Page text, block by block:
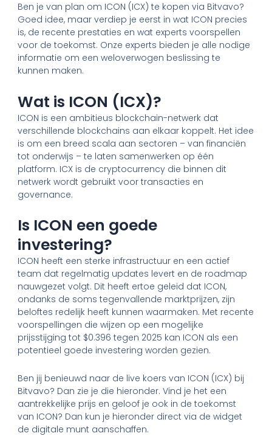
Ben je van plan om ICON (ICX) te kopen via Bitvavo?
Goed idee, maar verdiep je eerst in wat ICON precies
is, de recente prestaties en wat experts voorspellen
voor de toekomst. Onze experts bieden je alle nodige
informatie om een weloverwogen beslissing te
kunnen maken.
Wat is ICON (ICX)?
ICON is een ambitieus blockchain-netwerk dat
verschillende blockchains aan elkaar koppelt. Het idee
is om een breed scala aan sectoren – van financiën
tot onderwijs – te laten samenwerken op één
platform. ICX is de cryptocurrency die binnen dit
netwerk wordt gebruikt voor transacties en
governance.
Is ICON een goede
investering?
ICON heeft een sterke infrastructuur en een actief
team dat regelmatig updates levert en de roadmap
nauwgezet volgt. Dit heeft ertoe geleid dat ICON,
ondanks de soms tegenvallende marktprijzen, zijn
beloftes redelijk heeft kunnen waarmaken. Met recente
voorspellingen die wijzen op een mogelijke
prijsstijging tot $0.396 tegen 2025 kan ICON als een
potentieel goede investering worden gezien.
Ben jij benieuwd naar de live koers van ICON (ICX) bij
Bitvavo? Dan zie je die hieronder. Vind je het een
aantrekkelijke prijs en geloof je ook in de toekomst
van ICON? Dan kun je hieronder direct via de widget
de digitale munt aanschaffen.